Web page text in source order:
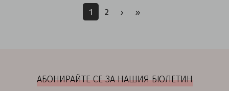
1 2 › »
АБОНИРАЙТЕ СЕ ЗА НАШИЯ БЮЛЕТИН